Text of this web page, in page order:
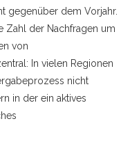
gegenüber dem Vorjahr.
Zahl der Nachfragen um
von
In vielen Regionen
nicht
in der ein aktives